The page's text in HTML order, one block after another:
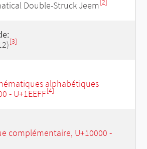
Double-Struck Jeem [2]
[3]
alphabétiques
- U+1EEFF[4]
complémentaire, U+10000 -